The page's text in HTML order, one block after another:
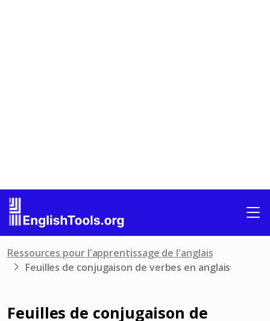
Ressources pour l'apprentissage de l'anglais
Feuilles de conjugaison de verbes en anglais
Feuilles de conjugaison de